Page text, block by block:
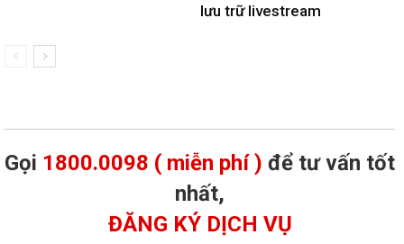
lưu trữ livestream
Gọi 1800.0098 ( miễn phí ) để tư vấn tốt
nhất,
ĐĂNG KÝ DỊCH VỤ